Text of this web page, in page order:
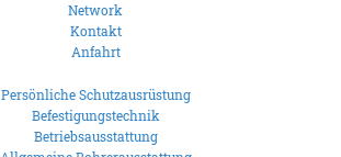
Network
Kontakt
Anfahrt
Persönliche Schutzausrüstung
Befestigungstechnik
Betriebsausstattung